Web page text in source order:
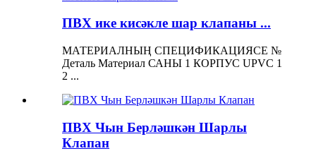
ПВХ ике кисәкле шар клапаны ...
МАТЕРИАЛНЫҢ СПЕЦИФИКАЦИЯСЕ №
Деталь Материал САНЫ 1 КОРПУС UPVC 1
2 ...
ПВХ Чын Берләшкән Шарлы
Клапан